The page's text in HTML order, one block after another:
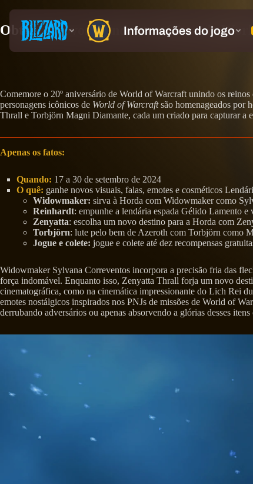
Obtenha novos brindes temáticos de
Comemore o 20º aniversário de World of Warcraft unindo os
personagens icônicos de World of Warcraftsão homenageados por
Thrall e Torbjörn Magni Diamante, cada um criado para capturar a
Apenas os fatos:
Quando: 17 a 30 de setembro de 2024
O quê: ganhe novos visuais, falas, emotes e cosméticos
Widowmaker: sirva à Horda com Widowmaker como
Reinhardt: empunhe a lendária espada Gélido Lamento
Zenyatta: escolha um novo destino para a Horda com
Torbjörn: lute pelo bem de Azeroth com Torbjörn como
Jogue e colete: jogue e colete até dez recompensas
Widowmaker Sylvana Correventos incorpora a precisão fria das
força indomável. Enquanto isso, Zenyatta Thrall forja um novo
cinematográfica, como na cinemática impressionante do Lich Rei
emotes nostálgicos inspirados nos PNJs de missões de World of
derrubando adversários ou apenas absorvendo a glórias desses